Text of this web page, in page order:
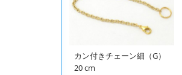
カン付きチェーン細（G）
20 cm